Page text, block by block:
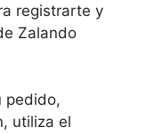
registrarte y
Zalando
pedido,
utiliza el